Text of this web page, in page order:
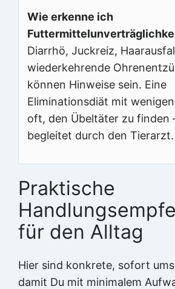
Wie erkenne ich
Diarrhö, Juckreiz,
wiederkehrende
können Hinweise sein. Eine
Eliminationsdiät mit
oft, den Übeltäter zu finden
begleitet durch den Tierarzt.
Praktische
für den Alltag
Hier sind konkrete, sofort
damit Du mit minimalem